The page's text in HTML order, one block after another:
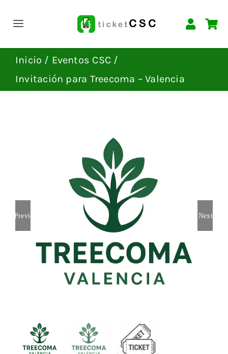
Toggle
Navigation
EVENTOS
Inicio
Eventos CSC
Invitación para Treecoma – Valencia
Previous Next